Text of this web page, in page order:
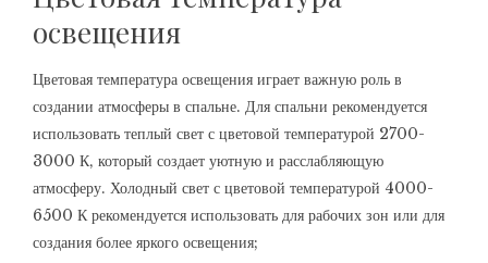
освещения
Цветовая температура освещения играет важную роль в
создании атмосферы в спальне. Для спальни рекомендуется
использовать теплый свет с цветовой температурой 2700-
3000 К‚ который создает уютную и расслабляющую
атмосферу. Холодный свет с цветовой температурой 4000-
6500 К рекомендуется использовать для рабочих зон или для
создания более яркого освещения;